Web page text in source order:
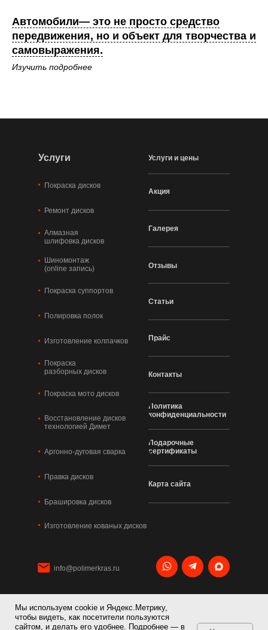
Автомобили— это не просто средство
передвижения, но и объект для творчества и
самовыражения.
Изучить подробнее
Услуги
Покраска дисков
Ремонт дисков
Алмазная
шлифовка дисков
Шиномонтаж
(online запись)
Покраска суппортов
Полировка полок
Изготовление колпачков
Покраска
разборных дисков
Покраска мото дисков
Восстановление дисков
технологией Димет
Аргонно-дуговая сварка
Правка дисков
Брашировка дисков
Изготовление кованых дисков
Услуги и цены
Акция
Галерея
Отзывы
Статьи
Прайс
Контакты
Политика
конфиденциальности
Подарочные
сертификаты
Карта сайта
info@polimerkras.ru
+7 495 120 21 36
Мы используем cookie и Яндекс.Метрику,
чтобы видеть, как посетители пользуются
сайтом, и делать его удобнее. Подробнее — в